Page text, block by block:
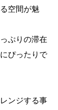
空間が魅
ぷりの滞在
ぴったりで
ンジする事